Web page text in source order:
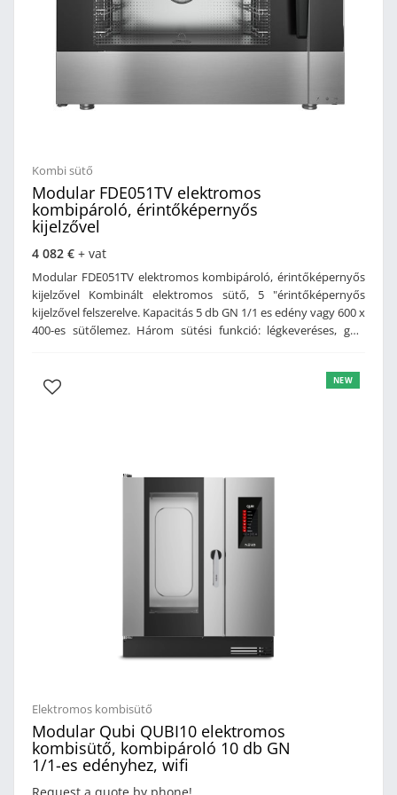
elkészítésére alkalmasVízbekőtés: R 3/4"Szennyvíz kimenet: DN
50Víznyomás: 1,0 - 6,0 barTeljesítmény: 37,2 kWÁramforrás:
400V (3 x 63 A)Vízbekötés szükségesMéret: 877 x 913 x 1807
Kombi sütő
Modular FDE051TV elektromos
kombipároló, érintőképernyős
kijelzővel
4 082 € + vat
Modular FDE051TV elektromos kombipároló, érintőképernyős
kijelzővel Kombinált elektromos sütő, 5 "érintőképernyős
kijelzővel felszerelve. Kapacitás 5 db GN 1/1 es edény vagy 600 x
400-es sütőlemez. Három sütési funkció: légkeveréses, gőz,
lekerekített sarkokkal. Duplaüveg ajtó, szellőztető csatornával.
dbVentiláció forgásiránya automatikusan
megváltozikAutomata mosási
rendszerMaghőmérővelKapacitás: 5 db GN 1/1 vagy 60x40-es
tálcaTeljesítmény: 7,9 kWÁramforrás: 400VMéret: 905 x 845 x
Elektromos kombisütő
Modular Qubi QUBI10 elektromos
kombisütő, kombipároló 10 db GN
1/1-es edényhez, wifi
NEW